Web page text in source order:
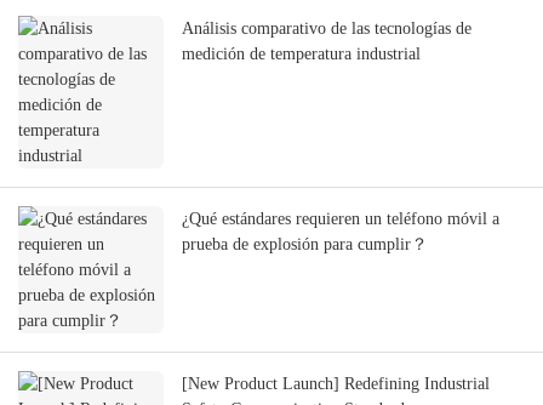
Análisis comparativo de las tecnologías de
medición de temperatura industrial
¿Qué estándares requieren un teléfono móvil a
prueba de explosión para cumplir？
[New Product Launch] Redefining Industrial